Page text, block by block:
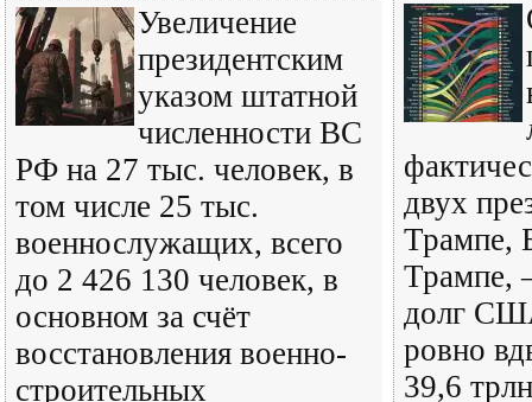
Увеличение
президентским
указом штатной
численности ВС
РФ на 27 тыс. человек, в
том числе 25 тыс.
военнослужащих, всего
до 2 426 130 человек, в
основном за счёт
восстановления военно-
строительных
двух
Трампе,
Трампе,
долг
ровно
39,6